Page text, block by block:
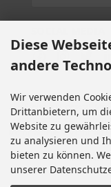
Alle Preise inkl. gesetzl.
entsprechen dem
Motorradteile & Motorrad
modified
Diese
andere
Wir verwenden
Drittanbietern, um
Website zu
zu analysieren und
bieten zu können.
unserer